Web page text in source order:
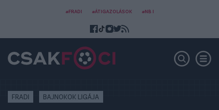
#FRADI #ÁTIGAZOLÁSOK #NB I
FRADI BAJNOKOK LIGÁJA